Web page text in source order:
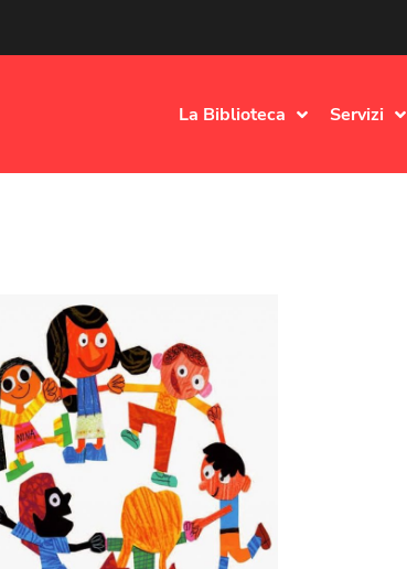
La Biblioteca Servizi